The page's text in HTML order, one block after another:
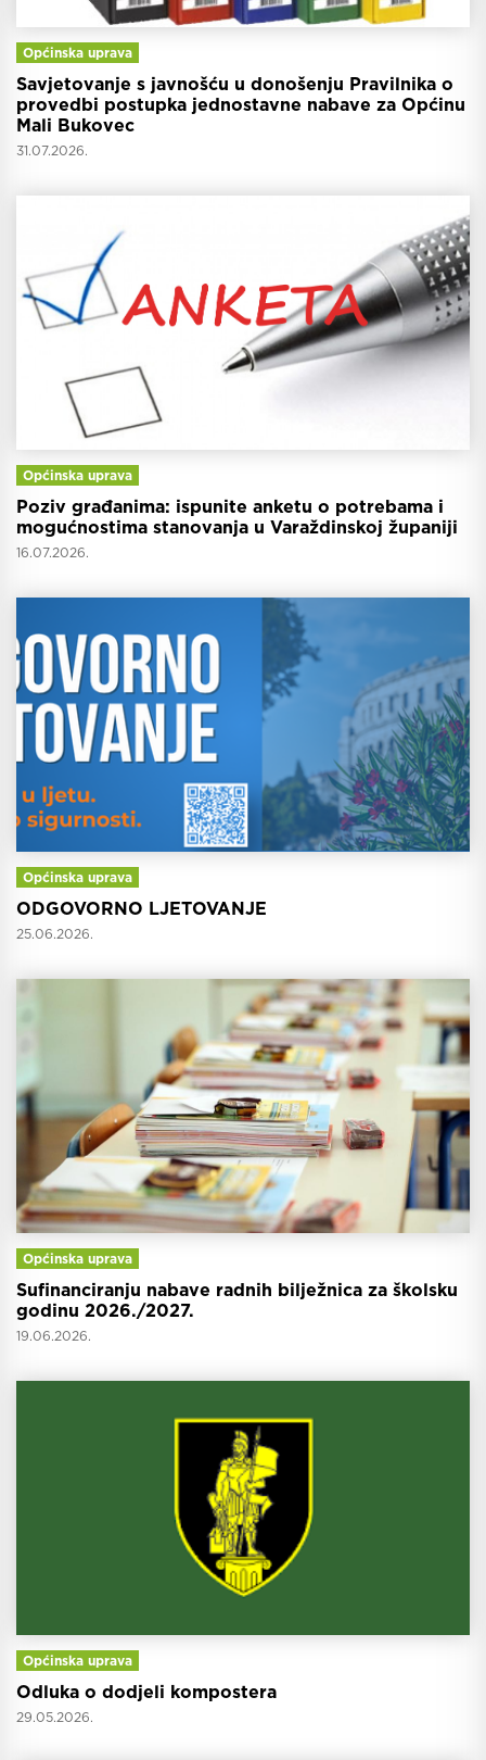
Općinska uprava
Savjetovanje s javnošću u donošenju Pravilnika o
provedbi postupka jednostavne nabave za Općinu
Mali Bukovec
31.07.2026.
Općinska uprava
Poziv građanima: ispunite anketu o potrebama i
mogućnostima stanovanja u Varaždinskoj županiji
16.07.2026.
Općinska uprava
ODGOVORNO LJETOVANJE
25.06.2026.
Općinska uprava
Sufinanciranju nabave radnih bilježnica za školsku
godinu 2026./2027.
19.06.2026.
Općinska uprava
Odluka o dodjeli kompostera
29.05.2026.